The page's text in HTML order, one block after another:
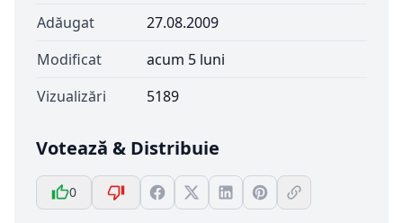
Adăugat
27.08.2009
Modificat
acum 5 luni
Vizualizări
5189
Votează & Distribuie
0